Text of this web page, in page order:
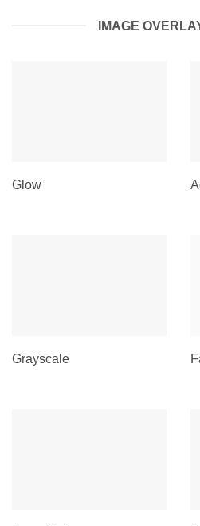
IMAGE
Glow
Grayscale